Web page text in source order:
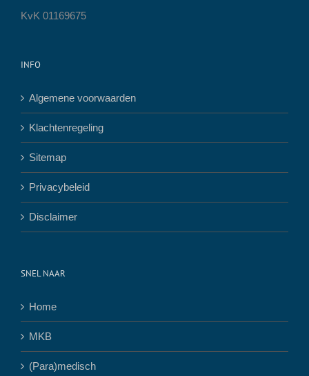
KvK 01169675
INFO
Algemene voorwaarden
Klachtenregeling
Sitemap
Privacybeleid
Disclaimer
SNEL NAAR
Home
MKB
(Para)medisch